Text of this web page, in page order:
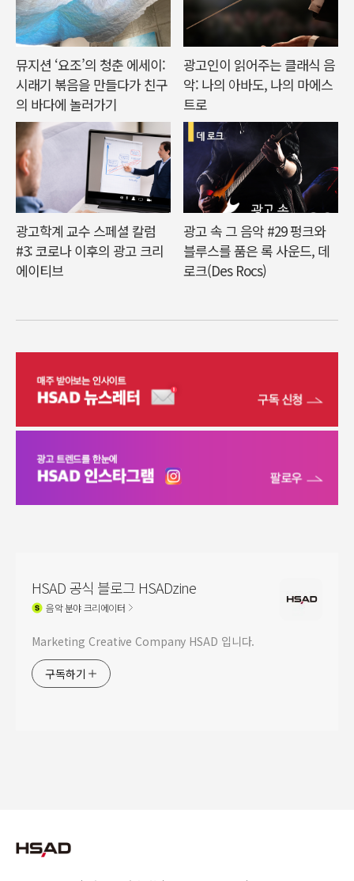
뮤지션 ‘요조’의 청춘 에세이:
시래기 볶음을 만들다가 친구
의 바다에 놀러가기
광고인이 읽어주는 클래식 음
악: 나의 아바도, 나의 마에스
트로
광고학계 교수 스페셜 칼럼
#3: 코로나 이후의 광고 크리
에이티브
광고 속 그 음악 #29 펑크와
블루스를 품은 록 사운드, 데
로크(Des Rocs)
HSAD 공식 블로그 HSADzine
음악분야 크리에이터
Marketing Creative Company HSAD 입니다.
구독하기